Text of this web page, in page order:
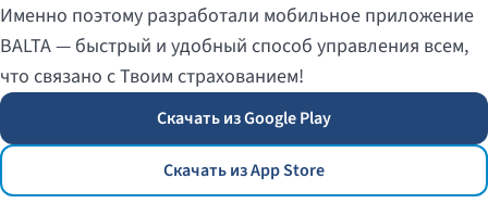
Именно поэтому разработали мобильное приложение
BALTA — быстрый и удобный способ управления всем,
что связано с Твоим страхованием!
Скачать из Google Play
Скачать из App Store